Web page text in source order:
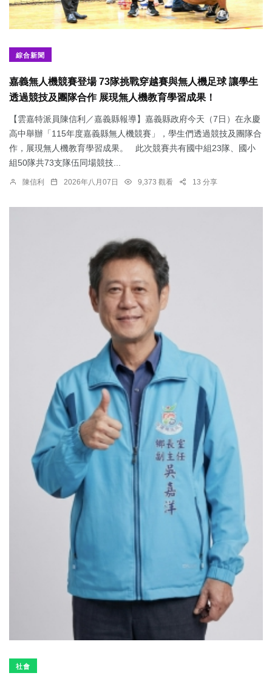
綜合新聞
嘉義無人機競賽登場 73隊挑戰穿越賽與無人機足球 讓學生
透過競技及團隊合作 展現無人機教育學習成果！
【雲嘉特派員陳信利／嘉義縣報導】嘉義縣政府今天（7日）在永慶
高中舉辦「115年度嘉義縣無人機競賽」，學生們透過競技及團隊合
作，展現無人機教育學習成果。 此次競賽共有國中組23隊、國小
組50隊共73支隊伍同場競技...
陳信利 2026年八月07日 9,373 觀看 13 分享
社會